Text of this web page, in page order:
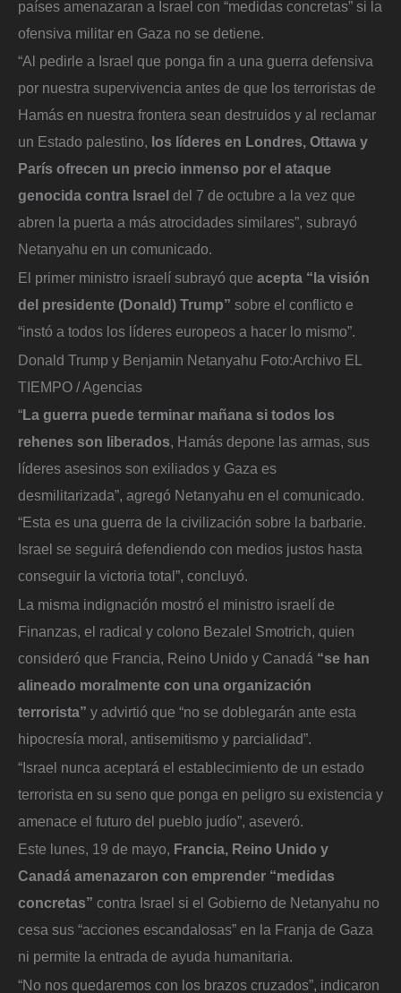
países amenazaran a Israel con “medidas concretas” si la
ofensiva militar en Gaza no se detiene.
“Al pedirle a Israel que ponga fin a una guerra defensiva
por nuestra supervivencia antes de que los terroristas de
Hamás en nuestra frontera sean destruidos y al reclamar
un Estado palestino, los líderes en Londres, Ottawa y
París ofrecen un precio inmenso por el ataque
genocida contra Israel del 7 de octubre a la vez que
abren la puerta a más atrocidades similares”, subrayó
Netanyahu en un comunicado.
El primer ministro israelí subrayó que acepta “la visión
del presidente (Donald) Trump” sobre el conflicto e
“instó a todos los líderes europeos a hacer lo mismo”.
Donald Trump y Benjamin Netanyahu Foto:Archivo EL
TIEMPO / Agencias
“La guerra puede terminar mañana si todos los
rehenes son liberados, Hamás depone las armas, sus
líderes asesinos son exiliados y Gaza es
desmilitarizada”, agregó Netanyahu en el comunicado.
“Esta es una guerra de la civilización sobre la barbarie.
Israel se seguirá defendiendo con medios justos hasta
conseguir la victoria total”, concluyó.
La misma indignación mostró el ministro israelí de
Finanzas, el radical y colono Bezalel Smotrich, quien
consideró que Francia, Reino Unido y Canadá “se han
alineado moralmente con una organización
terrorista” y advirtió que “no se doblegarán ante esta
hipocresía moral, antisemitismo y parcialidad”.
“Israel nunca aceptará el establecimiento de un estado
terrorista en su seno que ponga en peligro su existencia y
amenace el futuro del pueblo judío”, aseveró.
Este lunes, 19 de mayo, Francia, Reino Unido y
Canadá amenazaron con emprender “medidas
concretas” contra Israel si el Gobierno de Netanyahu no
cesa sus “acciones escandalosas” en la Franja de Gaza
ni permite la entrada de ayuda humanitaria.
“No nos quedaremos con los brazos cruzados”, indicaron